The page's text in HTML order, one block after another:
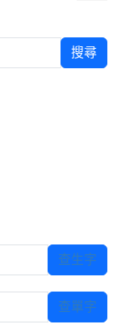
搜尋
查生字
查單字